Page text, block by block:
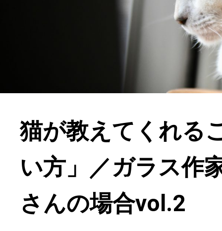
猫が教えてくれる
い方」／ガラス作
さんの場合vol.2